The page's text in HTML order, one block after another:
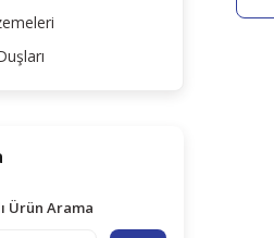
Ürün Arama